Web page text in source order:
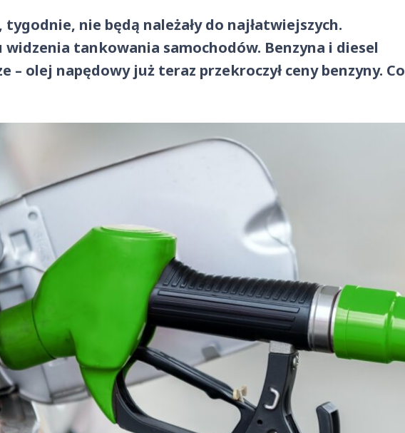
tygodnie, nie będą należały do najłatwiejszych.
widzenia tankowania samochodów. Benzyna i diesel
– olej napędowy już teraz przekroczył ceny benzyny. Co